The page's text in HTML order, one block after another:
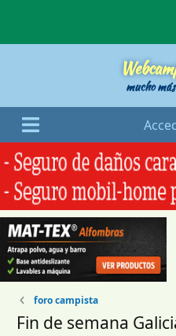
mucho
foro campista
Fin de semana